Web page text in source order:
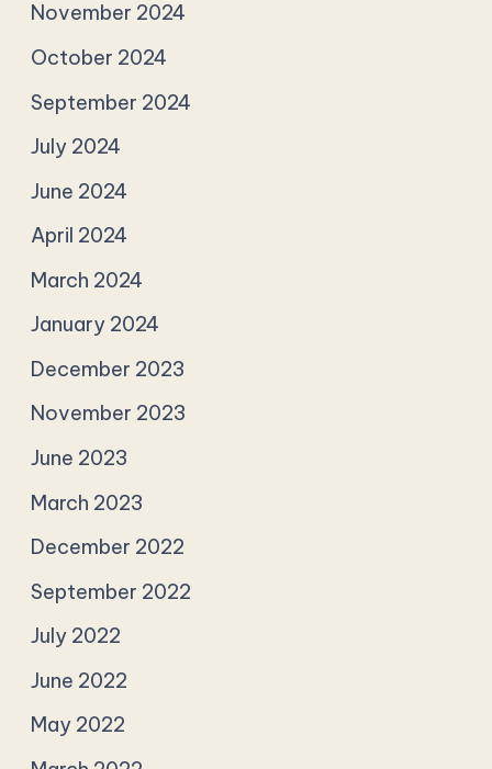
November 2024
October 2024
September 2024
July 2024
June 2024
April 2024
March 2024
January 2024
December 2023
November 2023
June 2023
March 2023
December 2022
September 2022
July 2022
June 2022
May 2022